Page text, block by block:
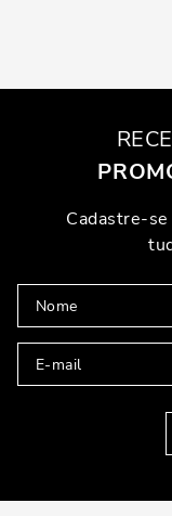
Cadastre-se